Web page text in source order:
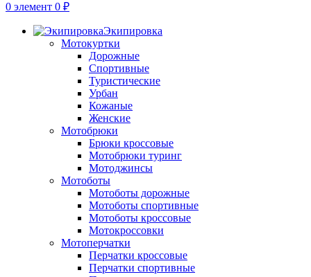
0 элемент 0 ₽
Экипировка
Мотокуртки
Дорожные
Спортивные
Туристические
Урбан
Кожаные
Женские
Мотобрюки
Брюки кроссовые
Мотобрюки туринг
Мотоджинсы
Мотоботы
Мотоботы дорожные
Мотоботы спортивные
Мотоботы кроссовые
Мотокроссовки
Мотоперчатки
Перчатки кроссовые
Перчатки спортивные